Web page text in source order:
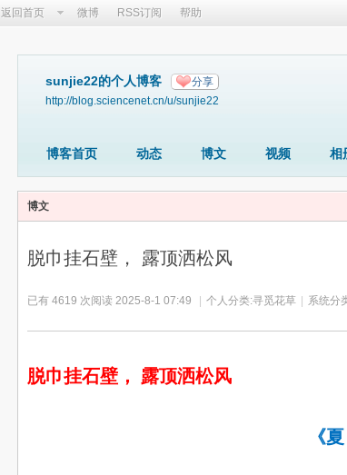
返回首页 微博 RSS订阅 帮助
sunjie22的个人博客 分享
http://blog.sciencenet.cn/u/sunjie22
博客首页 动态 博文 视频 相
博文
脱巾挂石壁， 露顶洒松风
已有 4619 次阅读 2025-8-1 07:49 个人分类:寻觅花草 系统分
脱巾挂石壁， 露顶洒松风
《